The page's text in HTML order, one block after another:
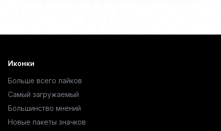
Иконки
Больше всего лайков
Самый загружаемый
Большинство мнений
Новые пакеты значков